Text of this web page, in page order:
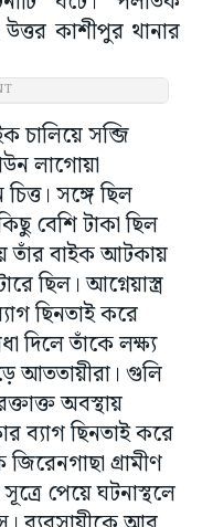
কাশীপুর থানার
চালিয়ে সব্জি
লাগোয়া
সঙ্গে ছিল
বেশি টাকা ছিল
তাঁর বাইক আটকায়
ছিল। আগ্নেয়াস্ত্র
ছিনতাই করে
দিলে তাঁকে লক্ষ্য
আততায়ীরা। গুলি
অবস্থায়
ব্যাগ ছিনতাই করে
গ্রামীণ
পেয়ে ঘটনাস্থলে